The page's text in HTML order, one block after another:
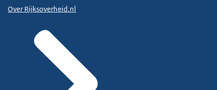
Over Rijksoverheid.nl